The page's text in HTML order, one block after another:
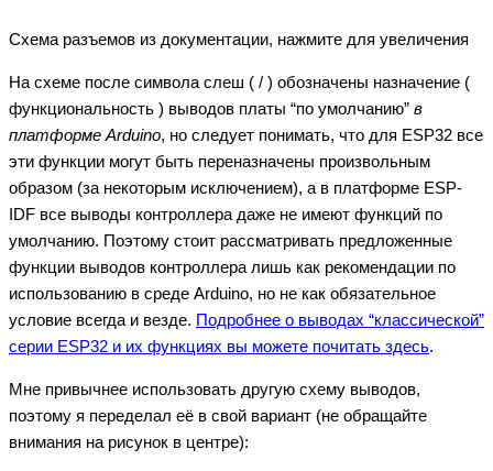
Схема разъемов из документации, нажмите для увеличения
На схеме после символа слеш ( / ) обозначены назначение (
функциональность ) выводов платы “по умолчанию” в
платформе Arduino, но следует понимать, что для ESP32 все
эти функции могут быть переназначены произвольным
образом (за некоторым исключением), а в платформе ESP-
IDF все выводы контроллера даже не имеют функций по
умолчанию. Поэтому стоит рассматривать предложенные
функции выводов контроллера лишь как рекомендации по
использованию в среде Arduino, но не как обязательное
условие всегда и везде. Подробнее о выводах “классической”
серии ESP32 и их функциях вы можете почитать здесь.
Мне привычнее использовать другую схему выводов,
поэтому я переделал её в свой вариант (не обращайте
внимания на рисунок в центре):